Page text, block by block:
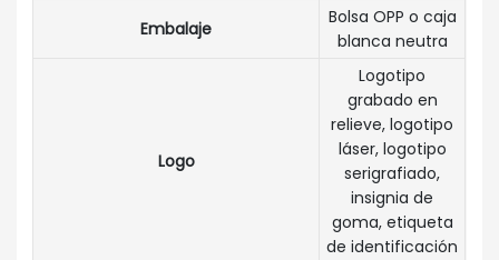
Embalaje
Bolsa OPP o caja
blanca neutra
Logo
Logotipo
grabado en
relieve, logotipo
láser, logotipo
serigrafiado,
insignia de
goma, etiqueta
de identificación